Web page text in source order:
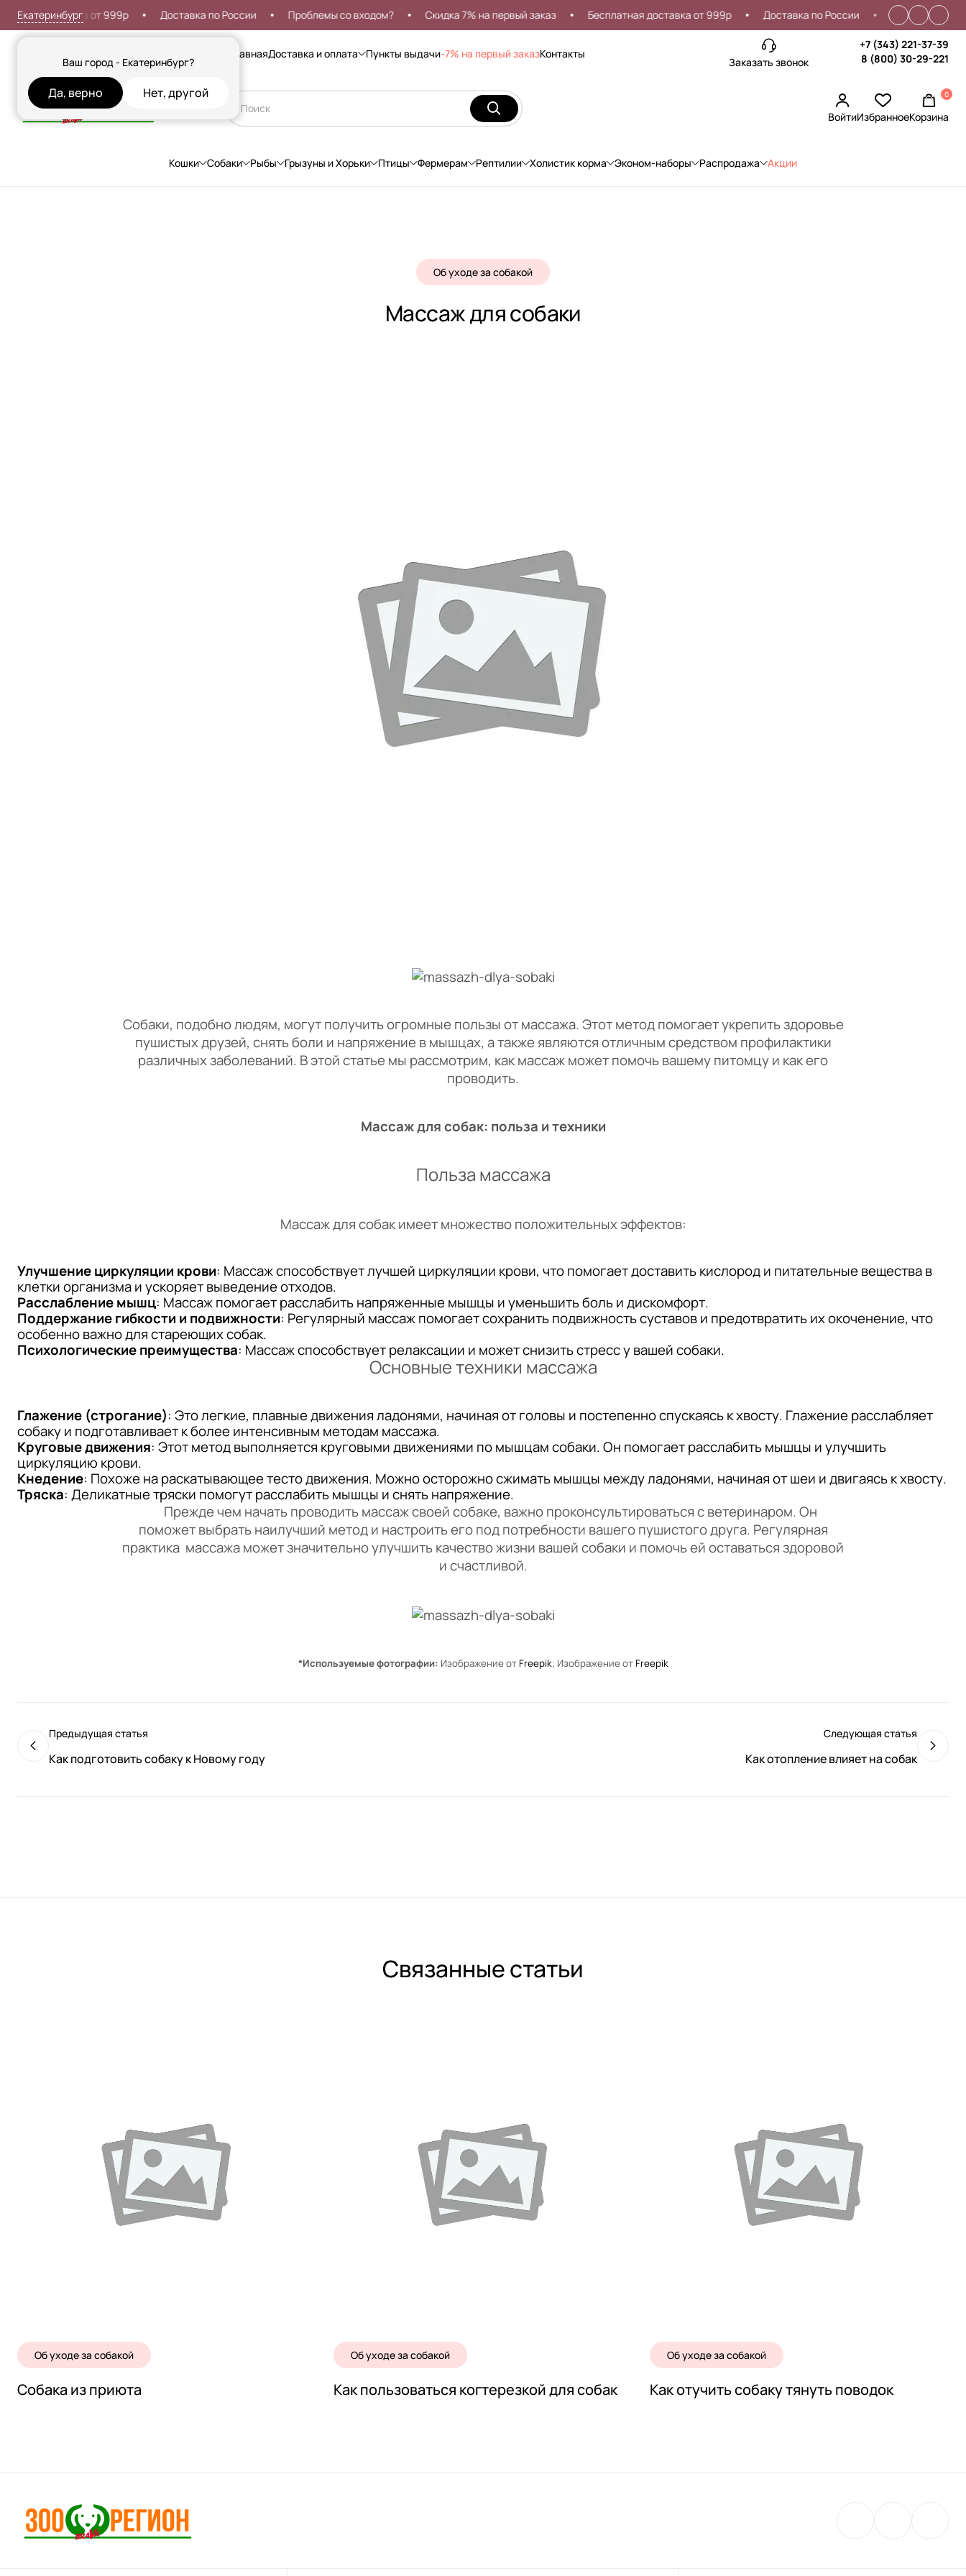
Екатеринбург
Ваш город - Екатеринбург?
Да, верно Нет, другой
доставка от 999р Доставка по России Проблемы со входом? Скидка 7% на первый заказ Бесплатная доставка от 999р Доставка по России Проблемы со входом?
ГлавнаяДоставка и оплата Пункты выдачи-7% на первый заказКонтакты
Заказать звонок
+7 (343) 221-37-39
8 (800) 30-29-221
ВойтиИзбранное
0
Корзина
Кошки Собаки Рыбы Грызуны и Хорьки Птицы Фермерам Рептилии Холистик корма Эконом-наборы Распродажа Акции
Об уходе за собакой
Массаж для собаки
Собаки, подобно людям, могут получить огромные пользы от массажа. Этот метод помогает укрепить здоровье
пушистых друзей, снять боли и напряжение в мышцах, а также являются отличным средством профилактики
различных заболеваний. В этой статье мы рассмотрим, как массаж может помочь вашему питомцу и как его
проводить.
Массаж для собак: польза и техники
Польза массажа
Массаж для собак имеет множество положительных эффектов:
Улучшение циркуляции крови: Массаж способствует лучшей циркуляции крови, что помогает доставить кислород и питательные вещества в
клетки организма и ускоряет выведение отходов.
Расслабление мышц: Массаж помогает расслабить напряженные мышцы и уменьшить боль и дискомфорт.
Поддержание гибкости и подвижности: Регулярный массаж помогает сохранить подвижность суставов и предотвратить их окоченение, что
особенно важно для стареющих собак.
Психологические преимущества: Массаж способствует релаксации и может снизить стресс у вашей собаки.
Основные техники массажа
Глажение (строгание): Это легкие, плавные движения ладонями, начиная от головы и постепенно спускаясь к хвосту. Глажение расслабляет
собаку и подготавливает к более интенсивным методам массажа.
Круговые движения: Этот метод выполняется круговыми движениями по мышцам собаки. Он помогает расслабить мышцы и улучшить
циркуляцию крови.
Кнедение: Похоже на раскатывающее тесто движения. Можно осторожно сжимать мышцы между ладонями, начиная от шеи и двигаясь к хвосту.
Тряска: Деликатные тряски помогут расслабить мышцы и снять напряжение.
Прежде чем начать проводить массаж своей собаке, важно проконсультироваться с ветеринаром. Он
поможет выбрать наилучший метод и настроить его под потребности вашего пушистого друга. Регулярная
практика массажа может значительно улучшить качество жизни вашей собаки и помочь ей оставаться здоровой
и счастливой.
*Используемые фотографии: Изображение от Freepik; Изображение от Freepik
Предыдущая статья
Как подготовить собаку к Новому году
Следующая статья
Как отопление влияет на собак
Связанные статьи
Об уходе за собакой
Собака из приюта
Об уходе за собакой
Как пользоваться когтерезкой для собак
Об уходе за собакой
Как отучить собаку тянуть поводок